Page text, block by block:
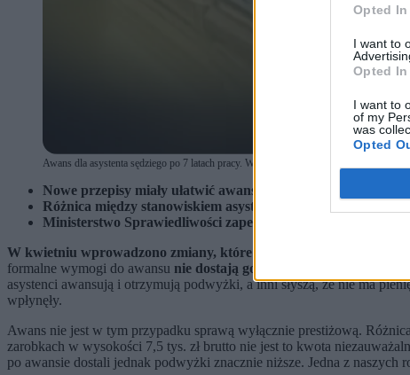
Opted In
I want to
Opted In
I want to
of my
was
Opted
Awans dla asystenta sędziego po 7 latach pracy. W wielu sądach odmowy (fot. Zero.pl)
Nowe przepisy miały ułatwić awans asystentów sędziów
Różnica między stanowiskiem asystenta i starszego
Ministerstwo Sprawiedliwości zapewnia, że środki na wzrost
W kwietniu wprowadzono zmiany, które miały zwiększyć
formalne wymogi do awansu nie dostają go z powodu braku
asystenci awansują i otrzymują podwyżki, a inni słyszą, że nie ma
wpłynęły.
Awans nie jest w tym przypadku sprawą wyłącznie prestiżową.
zarobkach w wysokości 7,5 tys. zł brutto nie jest to kwota
po awansie dostali jednak podwyżki znacznie niższe. Jedna z